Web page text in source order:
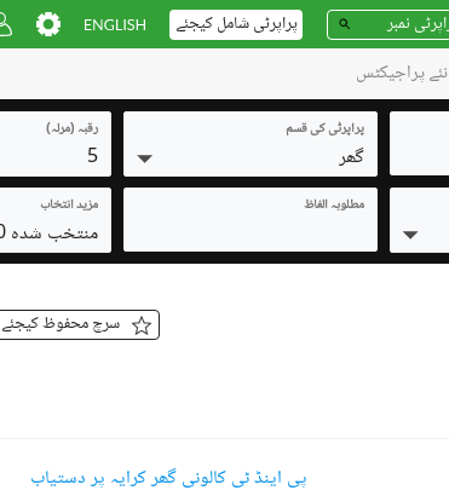
پراپرٹی شامل کیجئے
نئے پراجیکٹس
پراپرٹی کی قسم
گھر
رقبہ (مرلہ)
5
مطلوبہ الفاظ مزید انتخاب
منتخب شدہ 0
سرچ محفوظ کیجئے
پی اینڈ ٹی کالونی گھر کرایہ پر دستیاب